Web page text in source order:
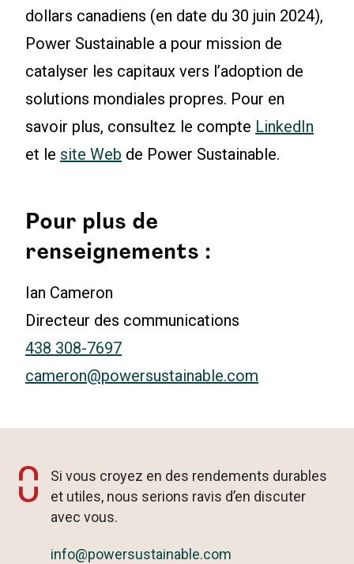
dollars canadiens (en date du 30 juin 2024),
Power Sustainable a pour mission de
catalyser les capitaux vers l’adoption de
solutions mondiales propres. Pour en
savoir plus, consultez le compte LinkedIn
et le site Web de Power Sustainable.
Pour plus de
renseignements :
Ian Cameron
Directeur des communications
438 308-7697
cameron@powersustainable.com
Si vous croyez en des rendements durables
et utiles, nous serions ravis d’en discuter
avec vous.
info@powersustainable.com